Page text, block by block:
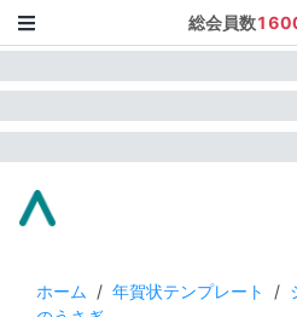
総会員数
ホーム / 年賀状テンプレート /